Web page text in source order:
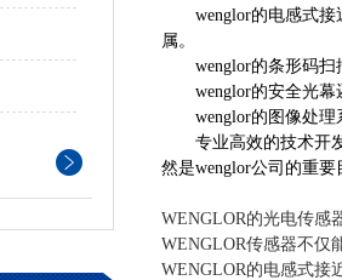
wenglor的电感式接近
属。
wenglor的条形码扫
wenglor的安全光幕
wenglor的图像处理
专业高效的技术开发
然是wenglor公司的重
WENGLOR的光电传感
WENGLOR传感器不仅
WENGLOR的电感式接